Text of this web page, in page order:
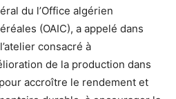
du l’Office algérien
(OAIC), a appelé dans
consacré à
de la production dans
accroître le rendement et